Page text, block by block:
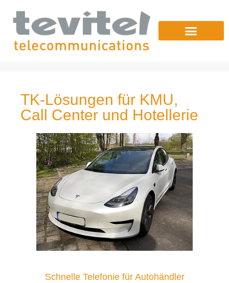
TK-Lösungen für KMU,
Call Center und Hotellerie
Schnelle Telefonie für Autohändler